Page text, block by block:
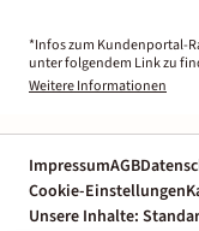
*Infos zum Kundenportal-
unter folgendem Link zu
Weitere Informationen
ImpressumAGB
Cookie-Einstellungen
Unsere Inhalte: